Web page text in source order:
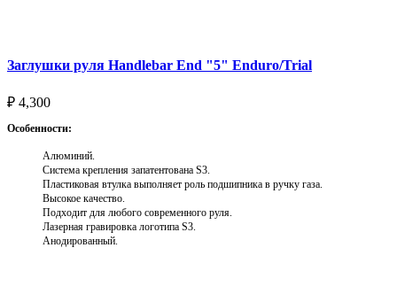
Заглушки руля Handlebar End "5" Enduro/Trial
₽ 4,300
Особенности:
Алюминий.
Система крепления запатентована S3.
Пластиковая втулка выполняет роль подшипника в ручку газа.
Высокое качество.
Подходит для любого современного руля.
Лазерная гравировка логотипа S3.
Анодированный.